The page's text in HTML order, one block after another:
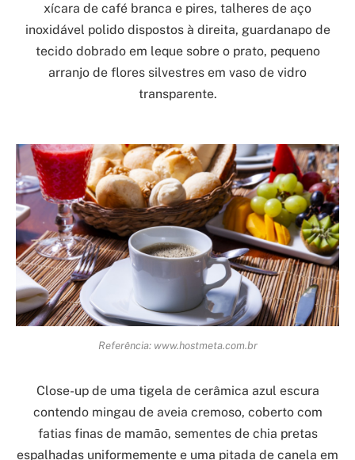
xícara de café branca e pires, talheres de aço
inoxidável polido dispostos à direita, guardanapo de
tecido dobrado em leque sobre o prato, pequeno
arranjo de flores silvestres em vaso de vidro
transparente.
Referência: www.hostmeta.com.br
Close-up de uma tigela de cerâmica azul escura
contendo mingau de aveia cremoso, coberto com
fatias finas de mamão, sementes de chia pretas
espalhadas uniformemente e uma pitada de canela em